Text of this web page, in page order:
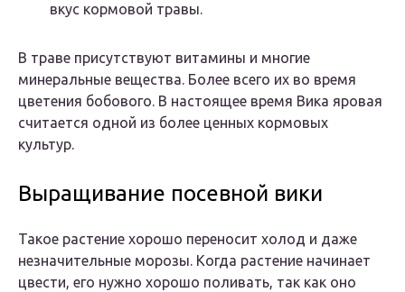
вкус кормовой травы.
В траве присутствуют витамины и многие
минеральные вещества. Более всего их во время
цветения бобового. В настоящее время Вика яровая
считается одной из более ценных кормовых
культур.
Выращивание посевной вики
Такое растение хорошо переносит холод и даже
незначительные морозы. Когда растение начинает
цвести, его нужно хорошо поливать, так как оно